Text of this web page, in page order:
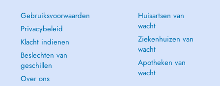
Gebruiksvoorwaarden
Privacybeleid
Klacht indienen
Beslechten van
geschillen
Over ons
Huisartsen van
wacht
Ziekenhuizen van
wacht
Apotheken van
wacht